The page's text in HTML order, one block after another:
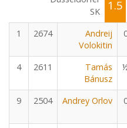
SK
1.5
1
2674
Andreij
Volokitin
4 2611
Tamás
Bánusz
9 2504 Andrey Orlov